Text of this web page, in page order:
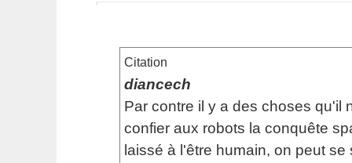
Citation
diancech
Par contre il y a des choses qu'il
confier aux robots la conquête
laissé à l'être humain, on peut